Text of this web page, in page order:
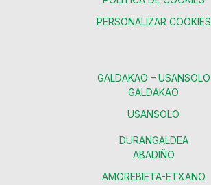
PERSONALIZAR COOKIES
GALDAKAO – USANSOLO
GALDAKAO
USANSOLO
DURANGALDEA
ABADIÑO
AMOREBIETA-ETXANO